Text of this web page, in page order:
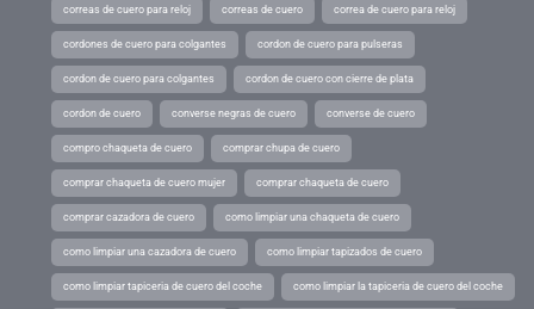
correas de cuero para reloj correas de cuero correa de cuero para reloj
cordones de cuero para colgantes cordon de cuero para pulseras
cordon de cuero para colgantes cordon de cuero con cierre de plata
cordon de cuero converse negras de cuero converse de cuero
compro chaqueta de cuero comprar chupa de cuero
comprar chaqueta de cuero mujer comprar chaqueta de cuero
comprar cazadora de cuero como limpiar una chaqueta de cuero
como limpiar una cazadora de cuero como limpiar tapizados de cuero
como limpiar tapiceria de cuero del coche como limpiar la tapiceria de cuero del coche